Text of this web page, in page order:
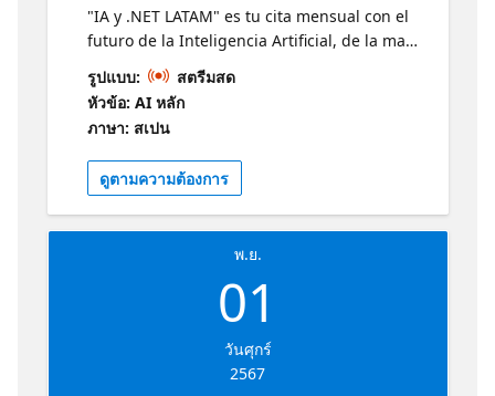
"IA y .NET LATAM" es tu cita mensual con el
futuro de la Inteligencia Artificial, de la mano
de expertos Microsoft, MVPs destacados y
estudiantes apasionados revelan las últimas
tendencias en IA y .NET. Descubre en 30
minutos las últimas tendencias en IA y .NET
y cómo estas están moldeando el mañana.
Conéctate, aprende e inspírate junto a la
vibrante comunidad tecnológica de LATAM.
Obtenga más información sobre la IA y .NET
con estos recursos de Microsoft:
https://aka.ms/CursoIAFundamentals1
https://aka.ms/NETIntroduccion1
รูปแบบ:
สตรีมสด
หัวข้อ: AI หลัก
ภาษา: สเปน
ดูตามความต้องการ
พ.ย.
01
วันศุกร์
2567